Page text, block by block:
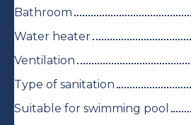
Bathroom
Water heater
Ventilation
Type of sanitation
Suitable for swimming pool